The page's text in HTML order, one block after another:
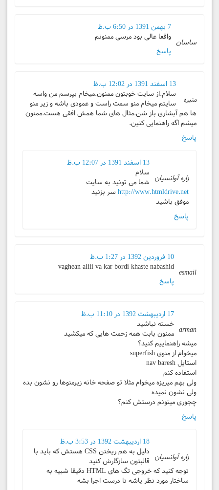
ساسان
7 بهمن 1391 در 6:50 ب.ظ
واقعا عالی بود مرسی ممنونم
پاسخ
منیره
13 اسفند 1391 در 12:02 ب.ظ
سلام.از سایت خوبتون ممنون.میخام بپرسم من واسه
سایتم میخام منو سمت راست و عمودی باشه و زیر منو
ها هم آبشاری باز شن.مثال های شما همش افقی هست.ممنون
میشم اگه راهنمایی کنین.
پاسخ
زاره آوانسیان
13 اسفند 1391 در 12:07 ب.ظ
سلام
شما می تونید به سایت
http://www.htmldrive.net سر بزنید
موفق باشید
پاسخ
esmail
10 فروردین 1392 در 1:27 ب.ظ
vaghean aliii va kar bordi khaste nabashid
پاسخ
arman
17 اردیبهشت 1392 در 11:10 ب.ظ
خسته نباشید
ممنون بابت همه زحمت هایی که میکشید
میشه راهنماییم کنید؟
میخوام از منوی superfish
استایل nav baresh
استفاده کنم
ولی بهم میریزه میخوام مثلا تو صفحه خانه زیرمنوها رو نشون بده
ولی نشون نمیده
چجوری میتونم درستش کنم؟
پاسخ
زاره آوانسیان
18 اردیبهشت 1392 در 3:53 ب.ظ
دلیل به هم ریختن CSS هستش که باید با
قالبتون سازگارش کنید
توجه کنید که خروجی تگ های HTML دقیقا شبیه به
ساختار مورد نظر یاشه تا درست اجرا بشه